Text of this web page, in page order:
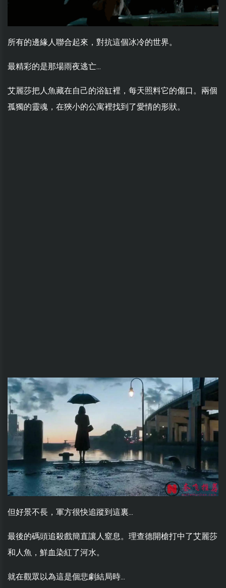
所有的邊緣人聯合起來，對抗這個冰冷的世界。
最精彩的是那場雨夜逃亡...
艾麗莎把人魚藏在自己的浴缸裡，每天照料它的傷口。兩個
孤獨的靈魂，在狹小的公寓裡找到了愛情的形狀。
但好景不長，軍方很快追蹤到這裏...
最後的碼頭追殺戲簡直讓人窒息。理查德開槍打中了艾麗莎
和人魚，鮮血染紅了河水。
就在觀眾以為這是個悲劇結局時...